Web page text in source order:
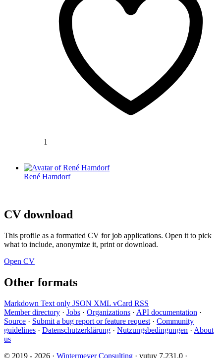
1
René Hamdorf
CV download
This profile as a formatted CV for job applications. Open it to pick
what to include, anonymize it, print or download.
Open CV
Other formats
Markdown Text only JSON XML vCard RSS
Member directory · Jobs · Organizations · API documentation ·
Source · Submit a bug report or feature request · Community
guidelines · Datenschutzerklärung · Nutzungsbedingungen · About
us
© 2019 - 2026 · Wintermeyer Consulting · vutuv 7.231.0 ·